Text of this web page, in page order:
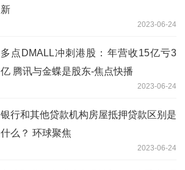
新
2023-06-24
多点DMALL冲刺港股：年营收15亿亏3
亿 腾讯与金蝶是股东-焦点快播
2023-06-24
银行和其他贷款机构房屋抵押贷款区别是
什么？ 环球聚焦
2023-06-24